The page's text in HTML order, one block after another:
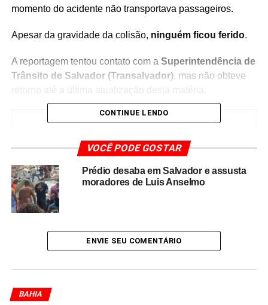
momento do acidente não transportava passageiros.
Apesar da gravidade da colisão, ninguém ficou ferido.
A reportagem tentou contato com a Superintendência de
Trânsito de Salvador (Transalvador), mas não obteve
Redação Saiba+
AVENIDA OCTÁVIO MANGABEIRA ACIDENTE.
MOTORISTA DE APLICATIVO SALVADOR
CONTINUE LENDO
VOCÊ PODE GOSTAR
Prédio desaba em Salvador e assusta
moradores de Luis Anselmo
ENVIE SEU COMENTÁRIO
BAHIA